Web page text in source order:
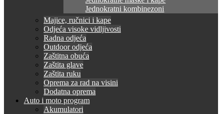
Jednokratni kombinezoni
Majice, ručnici i kape
Odjeća visoke vidljivosti
Radna odjeća
Outdoor odjeća
Zaštitna obuća
Zaštita glave
Zaštita ruku
Oprema za rad na visini
Dodatna oprema
Auto i moto program
Akumulatori